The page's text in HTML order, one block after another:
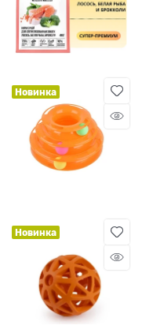
Новинка
Новинка